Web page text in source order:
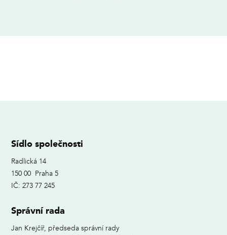
Sídlo společnosti
Radlická 14
150 00 Praha 5
IČ: 273 77 245
Správní rada
Jan Krejčíř, předseda správní rady